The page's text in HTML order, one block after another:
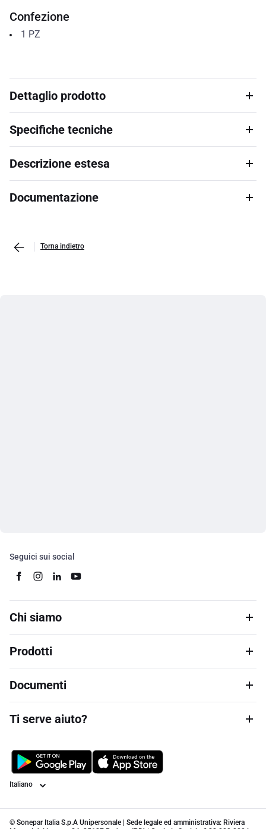
Confezione
1 PZ
Dettaglio prodotto
Specifiche tecniche
Descrizione estesa
Documentazione
Torna indietro
Seguici sui social
Chi siamo
Prodotti
Documenti
Ti serve aiuto?
Lingua
© Sonepar Italia S.p.A Unipersonale | Sede legale ed amministrativa: Riviera